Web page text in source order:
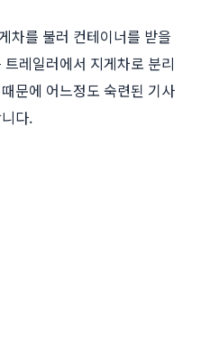
차를 불러 컨테이너를 받을
레일러에서 지게차로 분리
문에 어느정도 숙련된 기사
다.